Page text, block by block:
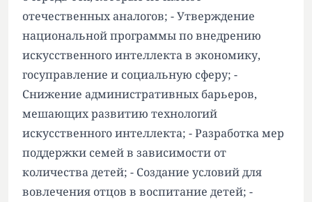
отечественных аналогов; - Утверждение
национальной программы по внедрению
искусственного интеллекта в экономику,
госуправление и социальную сферу; -
Снижение административных барьеров,
мешающих развитию технологий
искусственного интеллекта; - Разработка мер
поддержки семей в зависимости от
количества детей; - Создание условий для
вовлечения отцов в воспитание детей; -